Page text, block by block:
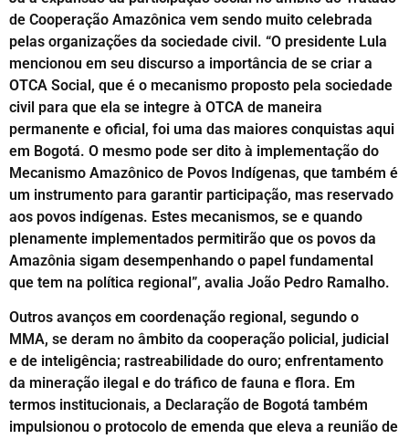
de Cooperação Amazônica vem sendo muito celebrada
pelas organizações da sociedade civil. “O presidente Lula
mencionou em seu discurso a importância de se criar a
OTCA Social, que é o mecanismo proposto pela sociedade
civil para que ela se integre à OTCA de maneira
permanente e oficial, foi uma das maiores conquistas aqui
em Bogotá. O mesmo pode ser dito à implementação do
Mecanismo Amazônico de Povos Indígenas, que também é
um instrumento para garantir participação, mas reservado
aos povos indígenas. Estes mecanismos, se e quando
plenamente implementados permitirão que os povos da
Amazônia sigam desempenhando o papel fundamental
que tem na política regional”, avalia João Pedro Ramalho.
Outros avanços em coordenação regional, segundo o
MMA, se deram no âmbito da cooperação policial, judicial
e de inteligência; rastreabilidade do ouro; enfrentamento
da mineração ilegal e do tráfico de fauna e flora. Em
termos institucionais, a Declaração de Bogotá também
impulsionou o protocolo de emenda que eleva a reunião de